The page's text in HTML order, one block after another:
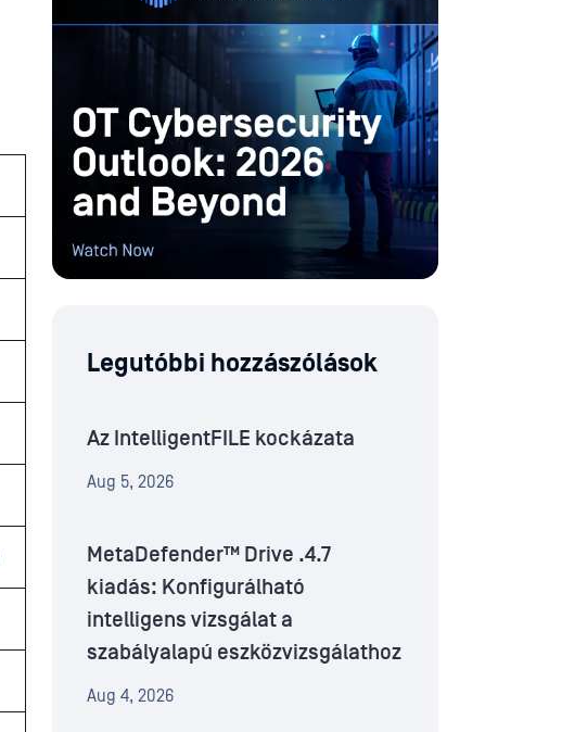
Legutóbbi hozzászólások
Az IntelligentFILE kockázata
Aug 5, 2026
MetaDefender™ Drive .4.7
kiadás: Konfigurálható
intelligens vizsgálat a
szabályalapú eszközvizsgálathoz
Aug 4, 2026